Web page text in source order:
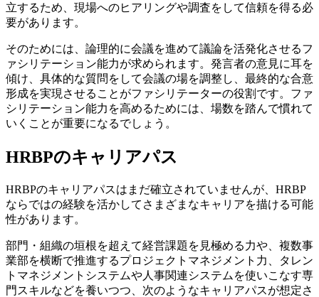
立するため、現場へのヒアリングや調査をして信頼を得る必
要があります。
そのためには、論理的に会議を進めて議論を活発化させるフ
ァシリテーション能力が求められます。発言者の意見に耳を
傾け、具体的な質問をして会議の場を調整し、最終的な合意
形成を実現させることがファシリテーターの役割です。ファ
シリテーション能力を高めるためには、場数を踏んで慣れて
いくことが重要になるでしょう。
HRBPのキャリアパス
HRBPのキャリアパスはまだ確立されていませんが、HRBP
ならではの経験を活かしてさまざまなキャリアを描ける可能
性があります。
部門・組織の垣根を超えて経営課題を見極める力や、複数事
業部を横断で推進するプロジェクトマネジメント力、タレン
トマネジメントシステムや人事関連システムを使いこなす専
門スキルなどを養いつつ、次のようなキャリアパスが想定さ